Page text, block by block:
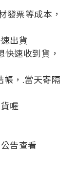
發票等成本，
出貨
速收到貨，
帳，.當天寄隔
喔
告查看